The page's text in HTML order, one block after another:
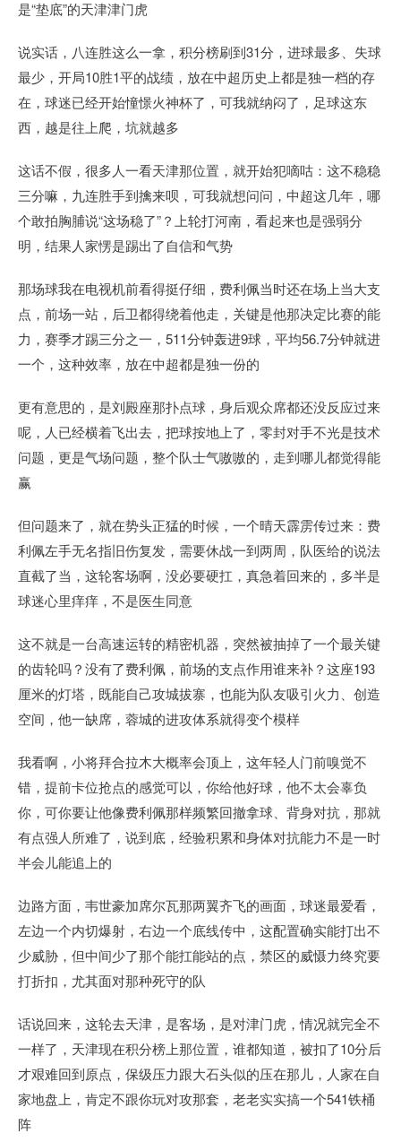
是“垫底”的天津津门虎
说实话，八连胜这么一拿，积分榜刷到31分，进球最多、失球
最少，开局10胜1平的战绩，放在中超历史上都是独一档的存
在，球迷已经开始憧憬火神杯了，可我就纳闷了，足球这东
西，越是往上爬，坑就越多
这话不假，很多人一看天津那位置，就开始犯嘀咕：这不稳稳
三分嘛，九连胜手到擒来呗，可我就想问问，中超这几年，哪
个敢拍胸脯说“这场稳了”？上轮打河南，看起来也是强弱分
明，结果人家愣是踢出了自信和气势
那场球我在电视机前看得挺仔细，费利佩当时还在场上当大支
点，前场一站，后卫都得绕着他走，关键是他那决定比赛的能
力，赛季才踢三分之一，511分钟轰进9球，平均56.7分钟就进
一个，这种效率，放在中超都是独一份的
更有意思的，是刘殿座那扑点球，身后观众席都还没反应过来
呢，人已经横着飞出去，把球按地上了，零封对手不光是技术
问题，更是气场问题，整个队士气嗷嗷的，走到哪儿都觉得能
赢
但问题来了，就在势头正猛的时候，一个晴天霹雳传过来：费
利佩左手无名指旧伤复发，需要休战一到两周，队医给的说法
直截了当，这轮客场啊，没必要硬扛，真急着回来的，多半是
球迷心里痒痒，不是医生同意
这不就是一台高速运转的精密机器，突然被抽掉了一个最关键
的齿轮吗？没有了费利佩，前场的支点作用谁来补？这座193
厘米的灯塔，既能自己攻城拔寨，也能为队友吸引火力、创造
空间，他一缺席，蓉城的进攻体系就得变个模样
我看啊，小将拜合拉木大概率会顶上，这年轻人门前嗅觉不
错，提前卡位抢点的感觉可以，你给他好球，他不太会辜负
你，可你要让他像费利佩那样频繁回撤拿球、背身对抗，那就
有点强人所难了，说到底，经验积累和身体对抗能力不是一时
半会儿能追上的
边路方面，韦世豪加席尔瓦那两翼齐飞的画面，球迷最爱看，
左边一个内切爆射，右边一个底线传中，这配置确实能打出不
少威胁，但中间少了那个能扛能站的点，禁区的威慑力终究要
打折扣，尤其面对那种死守的队
话说回来，这轮去天津，是客场，是对津门虎，情况就完全不
一样了，天津现在积分榜上那位置，谁都知道，被扣了10分后
才艰难回到原点，保级压力跟大石头似的压在那儿，人家在自
家地盘上，肯定不跟你玩对攻那套，老老实实搞一个541铁桶
阵